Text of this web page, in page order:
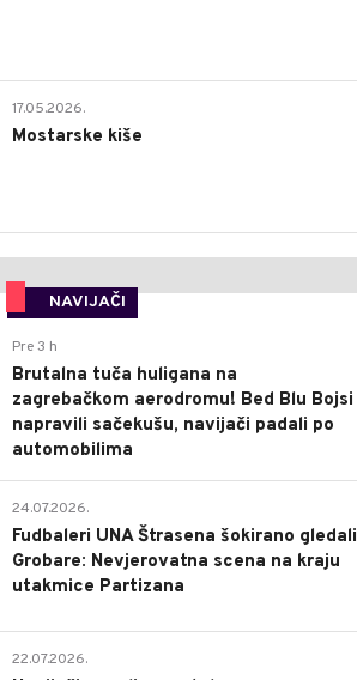
17.05.2026.
Mostarske kiše
NAVIJAČI
Pre 3 h
Brutalna tuča huligana na
zagrebačkom aerodromu! Bed Blu Bojsi
napravili sačekušu, navijači padali po
automobilima
24.07.2026.
Fudbaleri UNA Štrasena šokirano gledali
Grobare: Nevjerovatna scena na kraju
utakmice Partizana
22.07.2026.